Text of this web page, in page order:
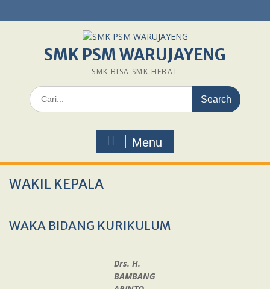
to
SMK PSM WARUJAYENG
SMK BISA SMK HEBAT
Search
for:
Menu
WAKIL KEPALA
WAKA BIDANG KURIKULUM
Drs. H.
BAMBANG